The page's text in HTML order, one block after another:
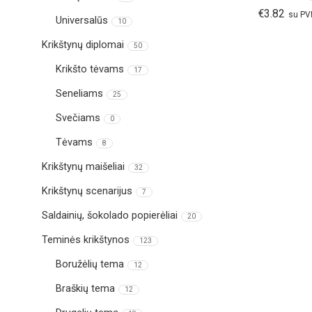
€3.82 su
Universalūs 10
Krikštynų diplomai 50
Krikšto tėvams 17
Seneliams 25
Svečiams 0
Tėvams 8
Krikštynų maišeliai 32
Krikštynų scenarijus 7
Saldainių, šokolado popierėliai 20
Teminės krikštynos 123
Boružėlių tema 12
Braškių tema 12